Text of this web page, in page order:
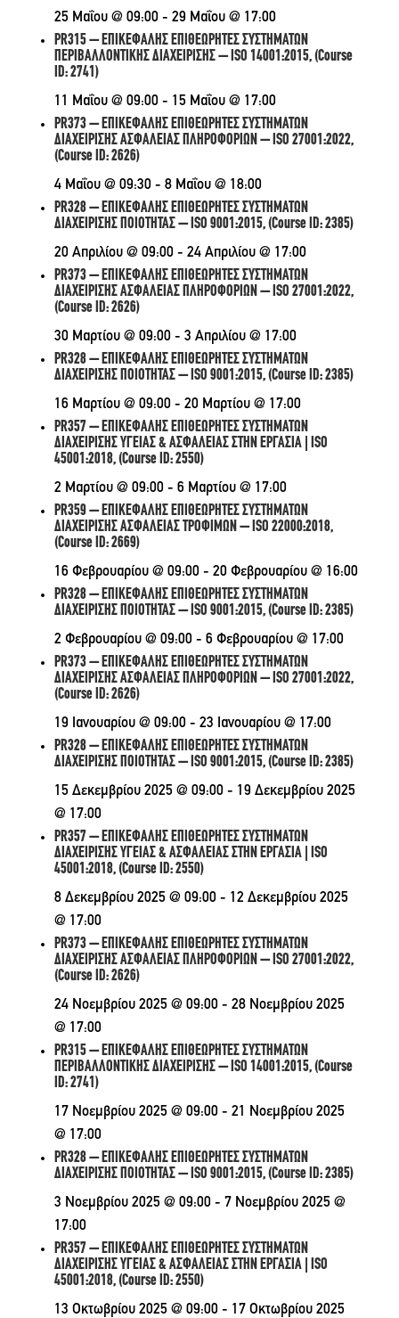
25 Μαΐου @ 09:00 - 29 Μαΐου @ 17:00
PR315 – ΕΠΙΚΕΦΑΛΗΣ ΕΠΙΘΕΩΡΗΤΕΣ ΣΥΣΤΗΜΑΤΩΝ
ΠΕΡΙΒΑΛΛΟΝΤΙΚΗΣ ΔΙΑΧΕΙΡΙΣΗΣ – ISO 14001:2015, (Course
ID: 2741)
11 Μαΐου @ 09:00 - 15 Μαΐου @ 17:00
PR373 – ΕΠΙΚΕΦΑΛΗΣ ΕΠΙΘΕΩΡΗΤΕΣ ΣΥΣΤΗΜΑΤΩΝ
ΔΙΑΧΕΙΡΙΣΗΣ ΑΣΦΑΛΕΙΑΣ ΠΛΗΡΟΦΟΡΙΩΝ – ISO 27001:2022,
(Course ID: 2626)
4 Μαΐου @ 09:30 - 8 Μαΐου @ 18:00
PR328 – ΕΠΙΚΕΦΑΛΗΣ ΕΠΙΘΕΩΡΗΤΕΣ ΣΥΣΤΗΜΑΤΩΝ
ΔΙΑΧΕΙΡΙΣΗΣ ΠΟΙΟΤΗΤΑΣ – ISO 9001:2015, (Course ID: 2385)
20 Απριλίου @ 09:00 - 24 Απριλίου @ 17:00
PR373 – ΕΠΙΚΕΦΑΛΗΣ ΕΠΙΘΕΩΡΗΤΕΣ ΣΥΣΤΗΜΑΤΩΝ
ΔΙΑΧΕΙΡΙΣΗΣ ΑΣΦΑΛΕΙΑΣ ΠΛΗΡΟΦΟΡΙΩΝ – ISO 27001:2022,
(Course ID: 2626)
30 Μαρτίου @ 09:00 - 3 Απριλίου @ 17:00
PR328 – ΕΠΙΚΕΦΑΛΗΣ ΕΠΙΘΕΩΡΗΤΕΣ ΣΥΣΤΗΜΑΤΩΝ
ΔΙΑΧΕΙΡΙΣΗΣ ΠΟΙΟΤΗΤΑΣ – ISO 9001:2015, (Course ID: 2385)
16 Μαρτίου @ 09:00 - 20 Μαρτίου @ 17:00
PR357 – ΕΠΙΚΕΦΑΛΗΣ ΕΠΙΘΕΩΡΗΤΕΣ ΣΥΣΤΗΜΑΤΩΝ
ΔΙΑΧΕΙΡΙΣΗΣ ΥΓΕΙΑΣ & ΑΣΦΑΛΕΙΑΣ ΣΤΗΝ ΕΡΓΑΣΙΑ | ISO
45001:2018, (Course ID: 2550)
2 Μαρτίου @ 09:00 - 6 Μαρτίου @ 17:00
PR359 – ΕΠΙΚΕΦΑΛΗΣ ΕΠΙΘΕΩΡΗΤΕΣ ΣΥΣΤΗΜΑΤΩΝ
ΔΙΑΧΕΙΡΙΣΗΣ ΑΣΦΑΛΕΙΑΣ ΤΡΟΦΙΜΩΝ – ISO 22000:2018,
(Course ID: 2669)
16 Φεβρουαρίου @ 09:00 - 20 Φεβρουαρίου @ 16:00
PR328 – ΕΠΙΚΕΦΑΛΗΣ ΕΠΙΘΕΩΡΗΤΕΣ ΣΥΣΤΗΜΑΤΩΝ
ΔΙΑΧΕΙΡΙΣΗΣ ΠΟΙΟΤΗΤΑΣ – ISO 9001:2015, (Course ID: 2385)
2 Φεβρουαρίου @ 09:00 - 6 Φεβρουαρίου @ 17:00
PR373 – ΕΠΙΚΕΦΑΛΗΣ ΕΠΙΘΕΩΡΗΤΕΣ ΣΥΣΤΗΜΑΤΩΝ
ΔΙΑΧΕΙΡΙΣΗΣ ΑΣΦΑΛΕΙΑΣ ΠΛΗΡΟΦΟΡΙΩΝ – ISO 27001:2022,
(Course ID: 2626)
19 Ιανουαρίου @ 09:00 - 23 Ιανουαρίου @ 17:00
PR328 – ΕΠΙΚΕΦΑΛΗΣ ΕΠΙΘΕΩΡΗΤΕΣ ΣΥΣΤΗΜΑΤΩΝ
ΔΙΑΧΕΙΡΙΣΗΣ ΠΟΙΟΤΗΤΑΣ – ISO 9001:2015, (Course ID: 2385)
15 Δεκεμβρίου 2025 @ 09:00 - 19 Δεκεμβρίου 2025
@ 17:00
PR357 – ΕΠΙΚΕΦΑΛΗΣ ΕΠΙΘΕΩΡΗΤΕΣ ΣΥΣΤΗΜΑΤΩΝ
ΔΙΑΧΕΙΡΙΣΗΣ ΥΓΕΙΑΣ & ΑΣΦΑΛΕΙΑΣ ΣΤΗΝ ΕΡΓΑΣΙΑ | ISO
45001:2018, (Course ID: 2550)
8 Δεκεμβρίου 2025 @ 09:00 - 12 Δεκεμβρίου 2025
@ 17:00
PR373 – ΕΠΙΚΕΦΑΛΗΣ ΕΠΙΘΕΩΡΗΤΕΣ ΣΥΣΤΗΜΑΤΩΝ
ΔΙΑΧΕΙΡΙΣΗΣ ΑΣΦΑΛΕΙΑΣ ΠΛΗΡΟΦΟΡΙΩΝ – ISO 27001:2022,
(Course ID: 2626)
24 Νοεμβρίου 2025 @ 09:00 - 28 Νοεμβρίου 2025
@ 17:00
PR315 – ΕΠΙΚΕΦΑΛΗΣ ΕΠΙΘΕΩΡΗΤΕΣ ΣΥΣΤΗΜΑΤΩΝ
ΠΕΡΙΒΑΛΛΟΝΤΙΚΗΣ ΔΙΑΧΕΙΡΙΣΗΣ – ISO 14001:2015, (Course
ID: 2741)
17 Νοεμβρίου 2025 @ 09:00 - 21 Νοεμβρίου 2025
@ 17:00
PR328 – ΕΠΙΚΕΦΑΛΗΣ ΕΠΙΘΕΩΡΗΤΕΣ ΣΥΣΤΗΜΑΤΩΝ
ΔΙΑΧΕΙΡΙΣΗΣ ΠΟΙΟΤΗΤΑΣ – ISO 9001:2015, (Course ID: 2385)
3 Νοεμβρίου 2025 @ 09:00 - 7 Νοεμβρίου 2025 @
17:00
PR357 – ΕΠΙΚΕΦΑΛΗΣ ΕΠΙΘΕΩΡΗΤΕΣ ΣΥΣΤΗΜΑΤΩΝ
ΔΙΑΧΕΙΡΙΣΗΣ ΥΓΕΙΑΣ & ΑΣΦΑΛΕΙΑΣ ΣΤΗΝ ΕΡΓΑΣΙΑ | ISO
45001:2018, (Course ID: 2550)
13 Οκτωβρίου 2025 @ 09:00 - 17 Οκτωβρίου 2025